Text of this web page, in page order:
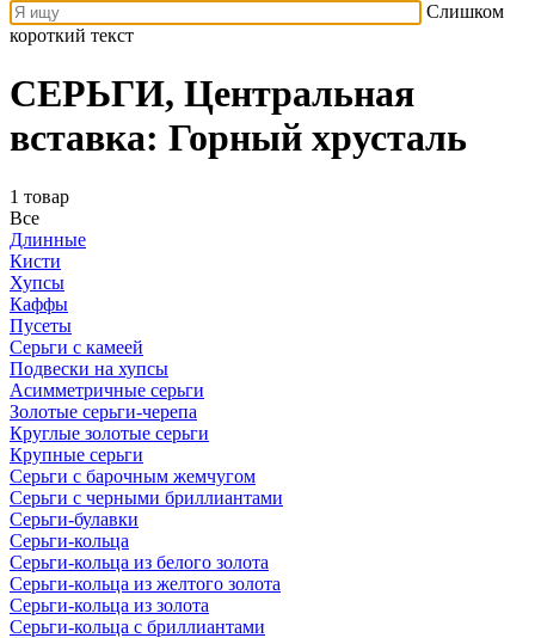
Слишком
короткий текст
СЕРЬГИ, Центральная
вставка: Горный хрусталь
1 товар
Все
Длинные
Кисти
Хупсы
Каффы
Пусеты
Серьги с камеей
Подвески на хупсы
Асимметричные серьги
Золотые серьги-черепа
Круглые золотые серьги
Крупные серьги
Серьги с барочным жемчугом
Серьги с черными бриллиантами
Серьги-булавки
Серьги-кольца
Серьги-кольца из белого золота
Серьги-кольца из желтого золота
Серьги-кольца из золота
Серьги-кольца с бриллиантами